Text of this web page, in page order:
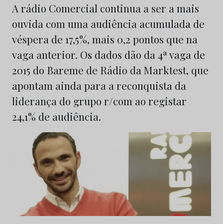
A rádio Comercial continua a ser a mais
ouvida com uma audiência acumulada de
véspera de 17,5%, mais 0,2 pontos que na
vaga anterior. Os dados dão da 4ª vaga de
2015 do Bareme de Rádio da Marktest, que
apontam ainda para a reconquista da
liderança do grupo r/com ao registar
24,1% de audiência.